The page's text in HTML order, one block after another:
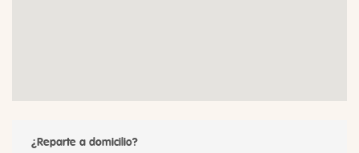
¿Reparte a domicilio?